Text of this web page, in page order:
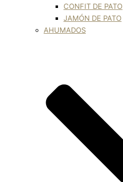
CONFIT DE PATO
JAMÓN DE PATO
AHUMADOS